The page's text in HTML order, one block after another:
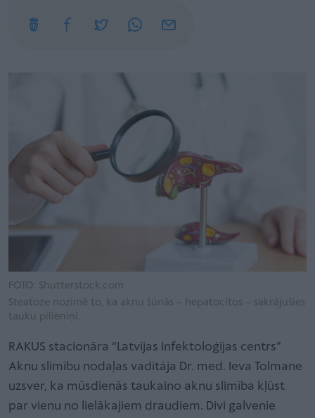
FOTO: Shutterstock.com
Steatoze nozīmē to, ka aknu šūnās – hepatocītos – sakrājušies
tauku pilieniņi.
RAKUS stacionāra “Latvijas Infektoloģijas centrs”
Aknu slimību nodaļas vadītāja Dr. med. Ieva Tolmane
uzsver, ka mūsdienās taukaino aknu slimība kļūst
par vienu no lielākajiem draudiem. Divi galvenie